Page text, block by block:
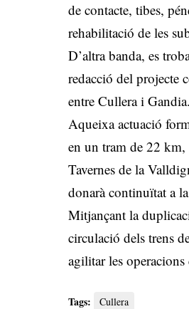
de contacte, tibes,
rehabilitació de les
D’altra banda, es
redacció del projecte
entre Cullera i Gandia.
Aqueixa actuació
en un tram de 22 km,
Tavernes de la
donarà continuïtat a
Mitjançant la
circulació dels trens
agilitar les
Tags: Cullera